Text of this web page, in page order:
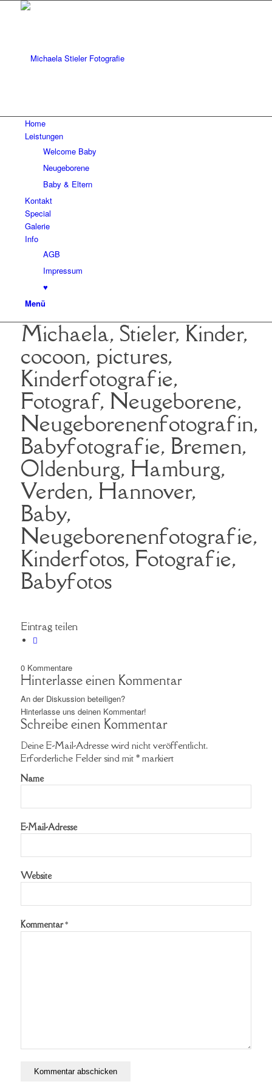
Home
Leistungen
Welcome Baby
Neugeborene
Baby & Eltern
Kontakt
Special
Galerie
Info
AGB
Impressum
♥
Menü
Michaela, Stieler, Kinder,
cocoon, pictures,
Kinderfotografie,
Fotograf, Neugeborene,
Neugeborenenfotografin,
Babyfotografie, Bremen,
Oldenburg, Hamburg,
Verden, Hannover,
Baby,
Neugeborenenfotografie,
Kinderfotos, Fotografie,
Babyfotos
Eintrag teilen
0 Kommentare
Hinterlasse einen Kommentar
An der Diskussion beteiligen?
Hinterlasse uns deinen Kommentar!
Schreibe einen Kommentar
Deine E-Mail-Adresse wird nicht veröffentlicht.
Erforderliche Felder sind mit *markiert
Name
E-Mail-Adresse
Website
Kommentar*